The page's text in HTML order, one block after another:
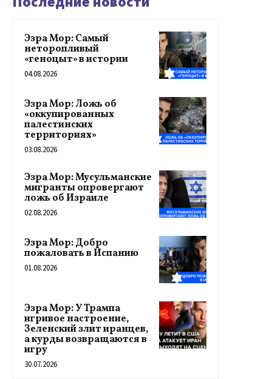
Эзра Мор: Самый
неторопливый
«геноцыт» в истории
04.08.2026
Эзра Мор: Ложь об
«оккупированных
палестинских
территориях»
03.08.2026
Эзра Мор: Мусульманские
мигранты опровергают
ложь об Израиле
02.08.2026
Эзра Мор: Добро
пожаловать в Испанию
01.08.2026
Эзра Мор: У Трампа
игривое настроение,
Зеленский злит иранцев,
а курды возвращаются в
игру
30.07.2026